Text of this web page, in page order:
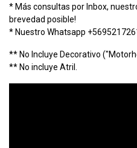
* Más consultas por Inbox,
brevedad posible!
* Nuestro Whatsapp
** No Incluye Decorativo
** No incluye Atril.